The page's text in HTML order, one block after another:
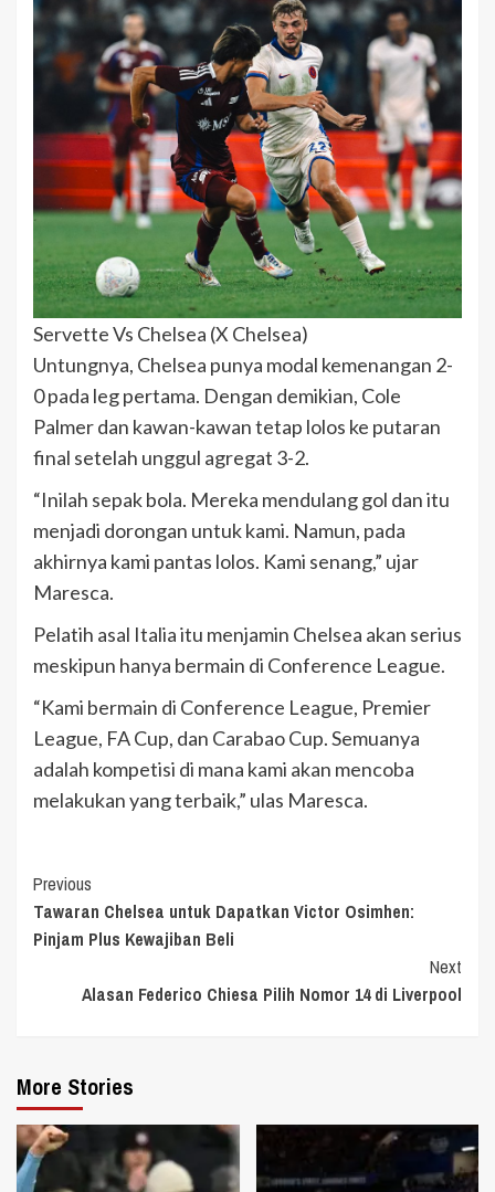
Servette Vs Chelsea (X Chelsea)
Untungnya, Chelsea punya modal kemenangan 2-
0 pada leg pertama. Dengan demikian, Cole
Palmer dan kawan-kawan tetap lolos ke putaran
final setelah unggul agregat 3-2.
“Inilah sepak bola. Mereka mendulang gol dan itu
menjadi dorongan untuk kami. Namun, pada
akhirnya kami pantas lolos. Kami senang,” ujar
Maresca.
Pelatih asal Italia itu menjamin Chelsea akan serius
meskipun hanya bermain di Conference League.
“Kami bermain di Conference League, Premier
League, FA Cup, dan Carabao Cup. Semuanya
adalah kompetisi di mana kami akan mencoba
melakukan yang terbaik,” ulas Maresca.
Continue
Reading
Previous
Tawaran Chelsea untuk Dapatkan Victor Osimhen:
Pinjam Plus Kewajiban Beli
Next
Alasan Federico Chiesa Pilih Nomor 14 di Liverpool
More Stories